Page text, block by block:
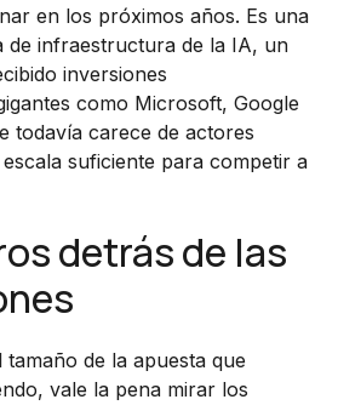
en los próximos años. Es una
de infraestructura de la IA, un
inversiones
como Microsoft, Google
todavía carece de actores
suficiente para competir a
detrás de las
de la apuesta que
vale la pena mirar los